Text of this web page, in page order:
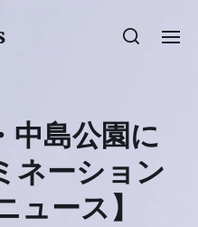
中島公園に
ネーション
ュース】